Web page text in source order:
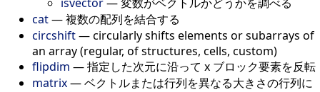
cat—複数の配列を結合する
circshift—circularly shifts elements or subarrays of
an array (regular, of structures, cells, custom)
flipdim —指定した次元に沿って x ブロック要素を反転
matrix—ベクトルまたは行列を異なる大きさの行列に